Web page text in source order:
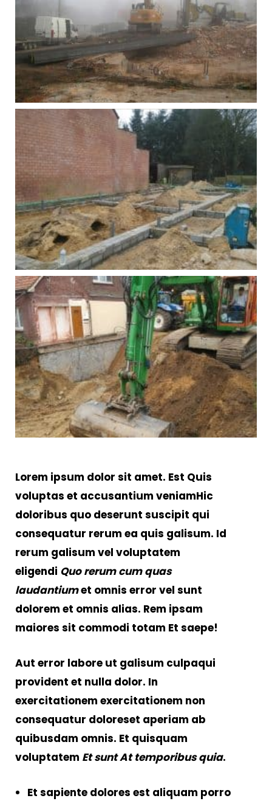
Lorem ipsum dolor sit amet. Est Quis
voluptas et accusantium veniamHic
doloribus quo deserunt suscipit qui
consequatur rerum ea quis galisum. Id
rerum galisum vel voluptatem
eligendi Quo rerum cum quas
laudantiumet omnis error vel sunt
dolorem et omnis alias. Rem ipsam
maiores sit commodi totam Et saepe!
Aut error labore ut galisum culpaqui
provident et nulla dolor. In
exercitationem exercitationem non
consequatur doloreset aperiam ab
quibusdam omnis. Et quisquam
voluptatem Et sunt At temporibus quia.
Et sapiente dolores est aliquam porro